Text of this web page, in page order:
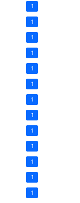
1
1
1
1
1
1
1
1
1
1
1
1
1